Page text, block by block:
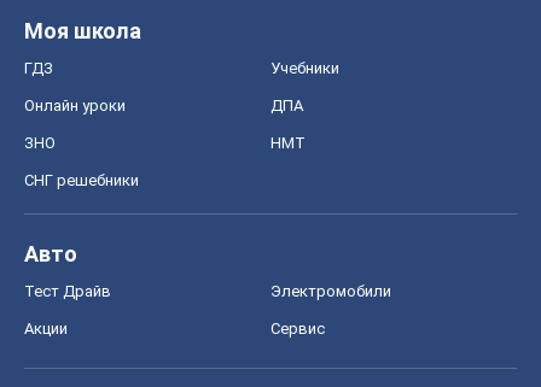
Моя школа
ГДЗ Учебники
Онлайн уроки ДПА
ЗНО НМТ
СНГ решебники
Авто
Тест Драйв Электромобили
Акции Сервис